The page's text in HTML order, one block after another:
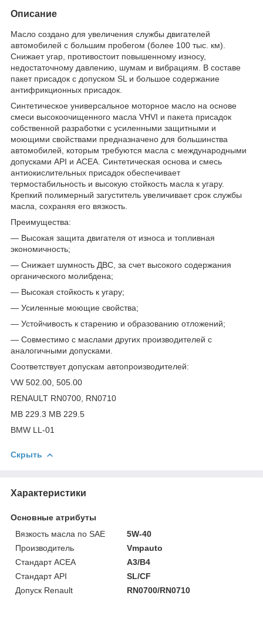
Описание
Масло создано для увеличения службы двигателей
автомобилей с большим пробегом (более 100 тыс. км).
Снижает угар, противостоит повышенному износу,
недостаточному давлению, шумам и вибрациям. В составе
пакет присадок с допуском SL и большое содержание
антифрикционных присадок.
Синтетическое универсальное моторное масло на основе
смеси высокоочищенного масла VHVI и пакета присадок
собственной разработки с усиленными защитными и
моющими свойствами предназначено для большинства
автомобилей, которым требуются масла с международными
допусками API и ACEA. Синтетическая основа и смесь
антиокислительных присадок обеспечивает
термостабильность и высокую стойкость масла к угару.
Крепкий полимерный загуститель увеличивает срок службы
масла, сохраняя его вязкость.
Преимущества:
— Высокая защита двигателя от износа и топливная
экономичность;
— Снижает шумность ДВС, за счет высокого содержания
органического молибдена;
— Высокая стойкость к угару;
— Усиленные моющие свойства;
— Устойчивость к старению и образованию отложений;
— Совместимо с маслами других производителей с
аналогичными допусками.
Соответствует допускам автопроизводителей:
VW 502.00, 505.00
RENAULT RN0700, RN0710
MB 229.3 MB 229.5
BMW LL-01
Скрыть
Характеристики
Основные атрибуты
Вязкость масла по SAE
5W-40
Производитель
Vmpauto
Стандарт ACEA
A3/B4
Стандарт API
SL/CF
Допуск Renault
RN0700/RN0710